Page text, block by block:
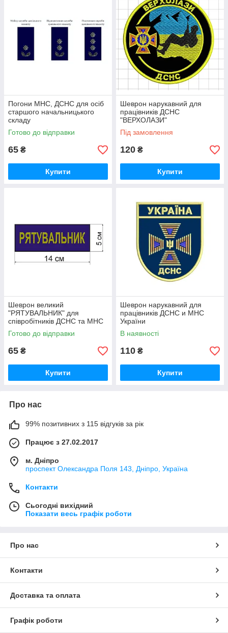
Погони МНС, ДСНС для осіб
старшого начальницького
складу
Готово до відправки
65 ₴
Купити
Шеврон нарукавний для
працівників ДСНС
"ВЕРХОЛАЗИ"
Під замовлення
120 ₴
Купити
Шеврон великий
"РЯТУВАЛЬНИК" для
співробітників ДСНС та МНС
України
Готово до відправки
65 ₴
Купити
Шеврон нарукавний для
працівників ДСНС и МНС
України
В наявності
110 ₴
Купити
Про нас
99% позитивних з 115 відгуків за рік
Працює з 27.02.2017
м. Дніпро
проспект Олександра Поля 143, Дніпро, Україна
Контакти
Сьогодні вихідний
Показати весь графік роботи
Про нас
Контакти
Доставка та оплата
Графік роботи